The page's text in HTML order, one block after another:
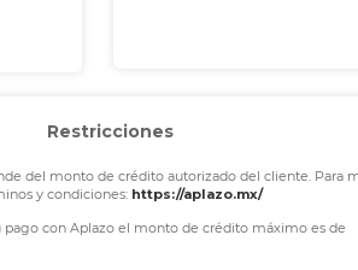
Restricciones
del monto de crédito autorizado del cliente. Para
y condiciones: https://aplazo.mx/
pago con Aplazo el monto de crédito máximo es de